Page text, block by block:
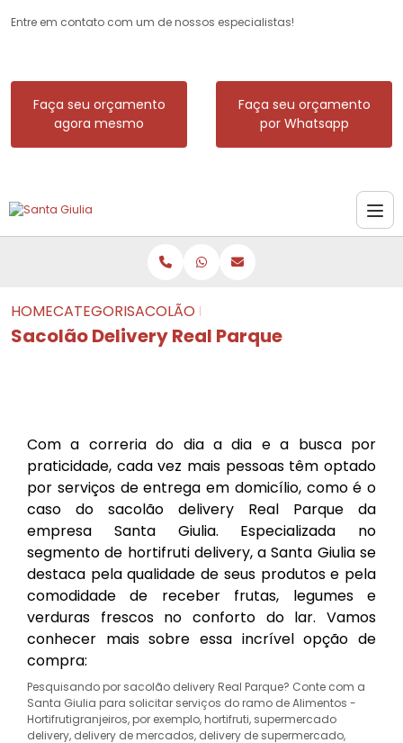
Entre em contato com um de nossos especialistas!
Faça seu orçamento
agora mesmo
Faça seu orçamento
por Whatsapp
HOMECATEGORIASSACOLÃO DELIVERY REAL PARQUE
Sacolão Delivery Real Parque
Com a correria do dia a dia e a busca por
praticidade, cada vez mais pessoas têm optado
por serviços de entrega em domicílio, como é o
caso do sacolão delivery Real Parque da
empresa Santa Giulia. Especializada no
segmento de hortifruti delivery, a Santa Giulia se
destaca pela qualidade de seus produtos e pela
comodidade de receber frutas, legumes e
verduras frescos no conforto do lar. Vamos
conhecer mais sobre essa incrível opção de
compra:
Pesquisando por sacolão delivery Real Parque? Conte com a
Santa Giulia para solicitar serviços do ramo de Alimentos -
Hortifrutigranjeiros, por exemplo, hortifruti, supermercado
delivery, delivery de mercados, delivery de supermercado,